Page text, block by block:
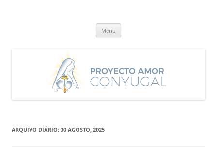
Menu
ARQUIVO DIÁRIO: 30 AGOSTO, 2025